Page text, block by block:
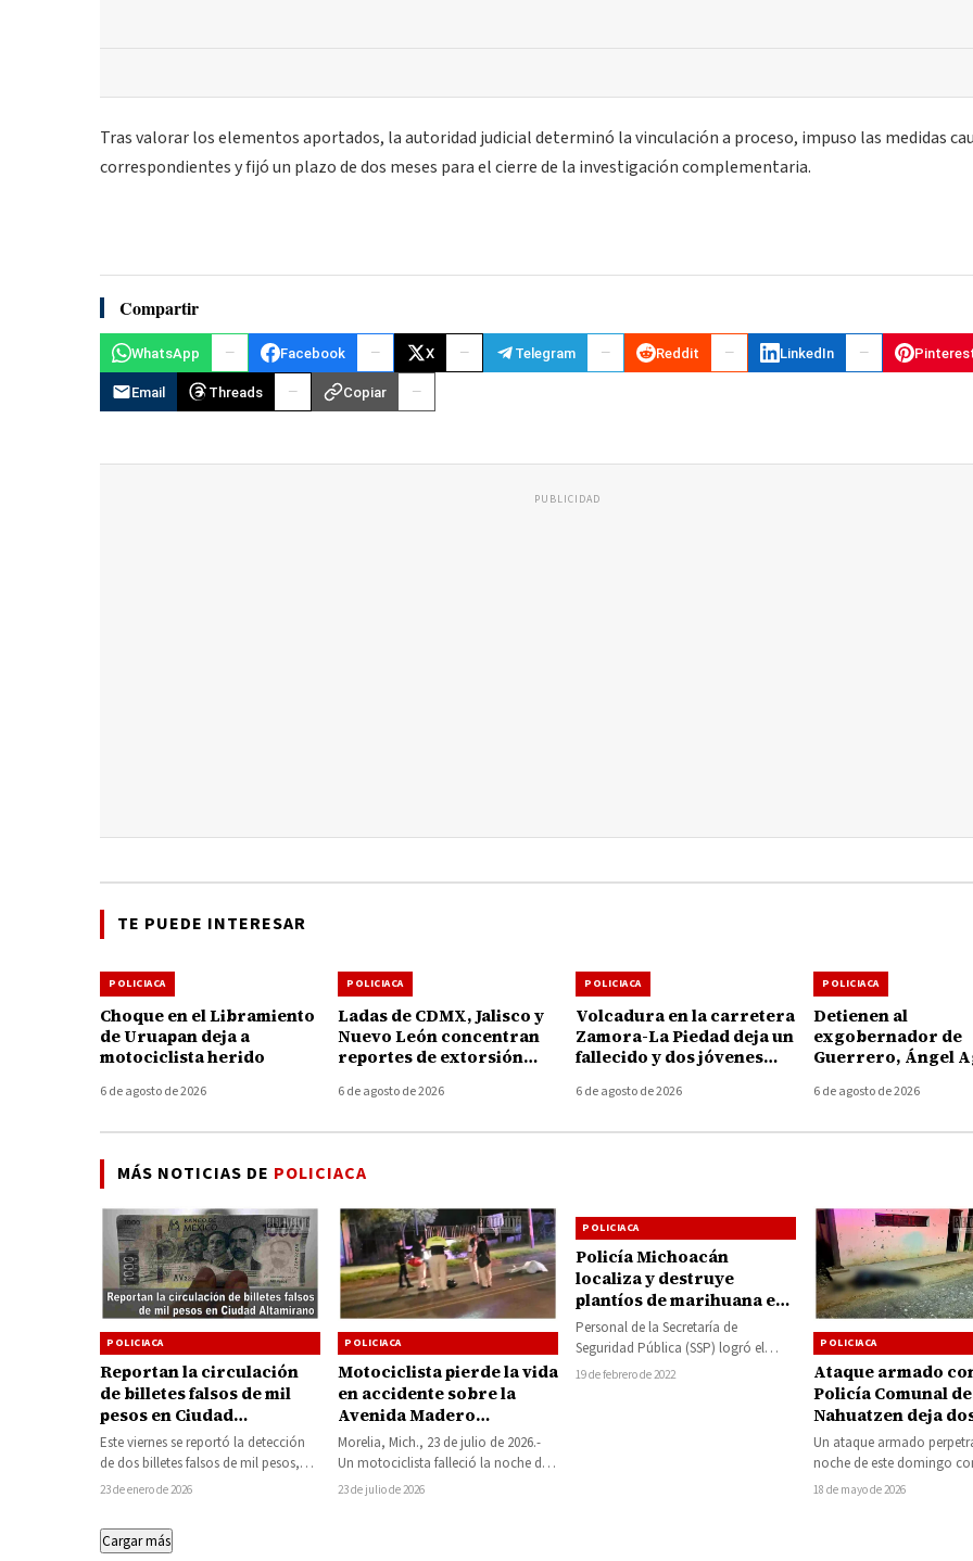
Tras valorar los elementos aportados, la autoridad judicial determinó la vinculación a proceso, impuso las medidas
correspondientes y fijó un plazo de dos meses para el cierre de la investigación complementaria.
Compartir
WhatsApp Facebook X Telegram Reddit LinkedIn
Email Threads Copiar
PUBLICIDAD
TE PUEDE INTERESAR
POLICIACA
Choque en el Libramiento
de Uruapan deja a
motociclista herido
6 de agosto de 2026
POLICIACA
Ladas de CDMX, Jalisco y
Nuevo León concentran
reportes de extorsión
6 de agosto de 2026
POLICIACA
Volcadura en la carretera
Zamora-La Piedad deja un
fallecido y dos jóvenes
6 de agosto de 2026
POLICIACA
Detienen al
exgobernador de
Guerrero, Ángel
encubrimiento en
6 de agosto de 2026
MÁS NOTICIAS DE POLICIACA
POLICIACA
Reportan la circulación
de billetes falsos de mil
pesos en Ciudad
Altamirano
Este viernes se reportó la detección
de dos billetes falsos de mil pesos,
luego de que una mujer…
23 de enero de 2026
POLICIACA
Motociclista pierde la vida
en accidente sobre la
Avenida Madero
Poniente, en Morelia
Morelia, Mich., 23 de julio de 2026.-
Un motociclista falleció la noche de
este jueves tras verse involucrado…
23 de julio de 2026
POLICIACA
Policía Michoacán
localiza y destruye
plantíos de marihuana en
Carácuaro
Personal de la Secretaría de
Seguridad Pública (SSP) logró el
aseguramiento y la destrucción de
19 de febrero de 2022
POLICIACA
Ataque armado
Policía Comunal de
Nahuatzen deja
muertos en la
Sevina
Un ataque armado
noche de este domingo
integrantes de la Policía
18 de mayo de 2026
Cargar más